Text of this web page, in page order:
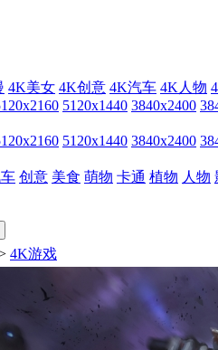
4K美女 4K创意 4K汽车 4K人物
5120x1440 3840x2400
5120x1440 3840x2400
创意 美食 萌物 卡通 植物 人物
4K游戏